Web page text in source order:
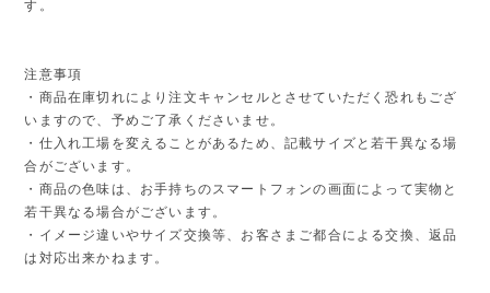
す。
注意事項
・商品在庫切れにより注文キャンセルとさせていただく恐れもござ
いますので、予めご了承くださいませ。
・仕入れ工場を変えることがあるため、記載サイズと若干異なる場
合がございます。
・商品の色味は、お手持ちのスマートフォンの画面によって実物と
若干異なる場合がございます。
・イメージ違いやサイズ交換等、お客さまご都合による交換、返品
は対応出来かねます。